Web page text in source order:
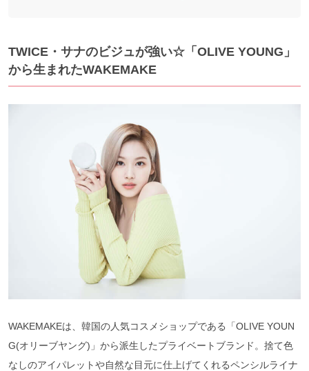
TWICE・サナのビジュが強い☆「OLIVE YOUNG」
から生まれたWAKEMAKE
WAKEMAKEは、韓国の人気コスメショップである「OLIVE YOUN
G(オリーブヤング)」から派生したプライベートブランド。捨て色
なしのアイパレットや自然な目元に仕上げてくれるペンシルライナ